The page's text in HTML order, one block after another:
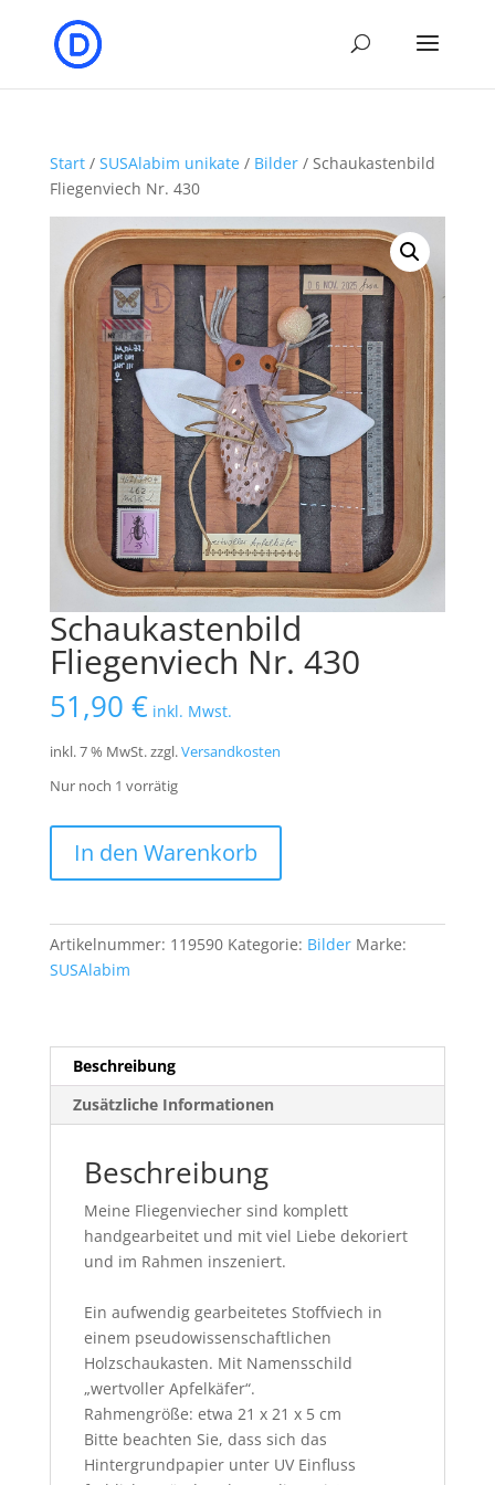
Start/ SUSAlabim unikate/ Bilder/ Schaukastenbild
Fliegenviech Nr. 430
Schaukastenbild
Fliegenviech Nr. 430
51,90 € inkl. Mwst.
inkl. 7 % MwSt.zzgl.Versandkosten
Nur noch 1 vorrätig
Fliegenviech
Menge
In den Warenkorb
Artikelnummer: 119590 Kategorie: Bilder Marke:
SUSAlabim
Beschreibung
Zusätzliche Informationen
Beschreibung
Meine Fliegenviecher sind komplett
handgearbeitet und mit viel Liebe dekoriert
und im Rahmen inszeniert.
Ein aufwendig gearbeitetes Stoffviech in
einem pseudowissenschaftlichen
Holzschaukasten. Mit Namensschild
„wertvoller Apfelkäfer“.
Rahmengröße: etwa 21 x 21 x 5 cm
Bitte beachten Sie, dass sich das
Hintergrundpapier unter UV Einfluss